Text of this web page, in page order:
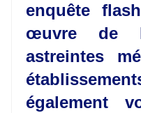
enquête
œuvre de
astreintes
également